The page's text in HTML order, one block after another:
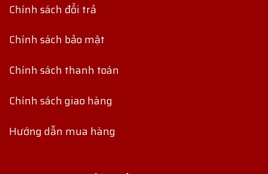
Chính sách đổi trả
Chính sách bảo mật
Chính sách thanh toán
Chính sách giao hàng
Hướng dẫn mua hàng